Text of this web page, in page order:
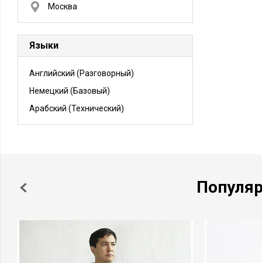
Москва
Языки
Английский (Разговорный)
Немецкий (Базовый)
Арабский (Технический)